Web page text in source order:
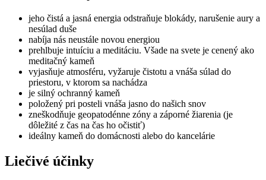
jeho čistá a jasná energia odstraňuje blokády, narušenie aury a
nesúlad duše
nabíja nás neustále novou energiou
prehlbuje intuíciu a meditáciu. Všade na svete je cenený ako
meditačný kameň
vyjasňuje atmosféru, vyžaruje čistotu a vnáša súlad do
priestoru, v ktorom sa nachádza
je silný ochranný kameň
položený pri posteli vnáša jasno do našich snov
zneškodňuje geopatodénne zóny a záporné žiarenia (je
dôležité z čas na čas ho očistiť)
ideálny kameň do domácnosti alebo do kancelárie
Liečivé účinky